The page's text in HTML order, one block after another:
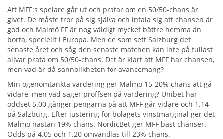
Att MFF:s spelare går ut och pratar om en 50/50-chans är
givet. De måste tror på sig själva och intala sig att chansen är
god och Malmö FF är nog väldigt mycket bättre hemma än
borta, speciellt i Europa. Men de som sett Salzburg det
senaste året och såg den senaste matchen kan inte på fullast
allvar prata om 50/50-chans. Det är klart att MFF har chansen,
men vad är då sannolikheten för avancemang?
Min ogenomtänkta värdering ger Malmö 15-20% chans att gå
vidare, men vad säger proffsen på värdering? Unibet har
oddset 5.00 gånger pengarna på att MFF går vidare och 1.14
på Salzburg. Efter justering för bolagets vinstmarginal ger det
Malmö nästan 19% chans. NordicBet ger MFF bäst chanser.
Odds på 4.05 och 1.20 omvandlas till 23% chans.